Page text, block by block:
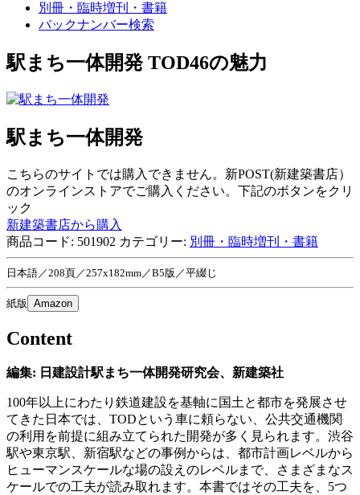
別冊・臨時増刊・書籍
バックナンバー検索
駅まち一体開発 TOD46の魅力
駅まち一体開発
こちらのサイトでは購入できません。新POST(新建築書店）
のオンラインストアでご購入ください。下記のボタンをクリ
ック
新建築書店から購入
商品コード: 501902 カテゴリー: 別冊・臨時増刊・書籍
日本語／208頁／257x182mm／B5版／平綴じ
紙版 Amazon
Content
編集: 日建設計駅まち一体開発研究会、新建築社
100年以上にわたり鉄道建設を基軸に国土と都市を発展させ
てきた日本では、TODという車に頼らない、公共交通機関
の利用を前提に組み立てられた開発が多く見られます。渋谷
駅や東京駅、新宿駅などの事例からは、都市計画レベルから
ヒューマンスケールな場の設えのレベルまで、さまざまなス
ケールでの工夫が読み取れます。本書ではその工夫を、5つ